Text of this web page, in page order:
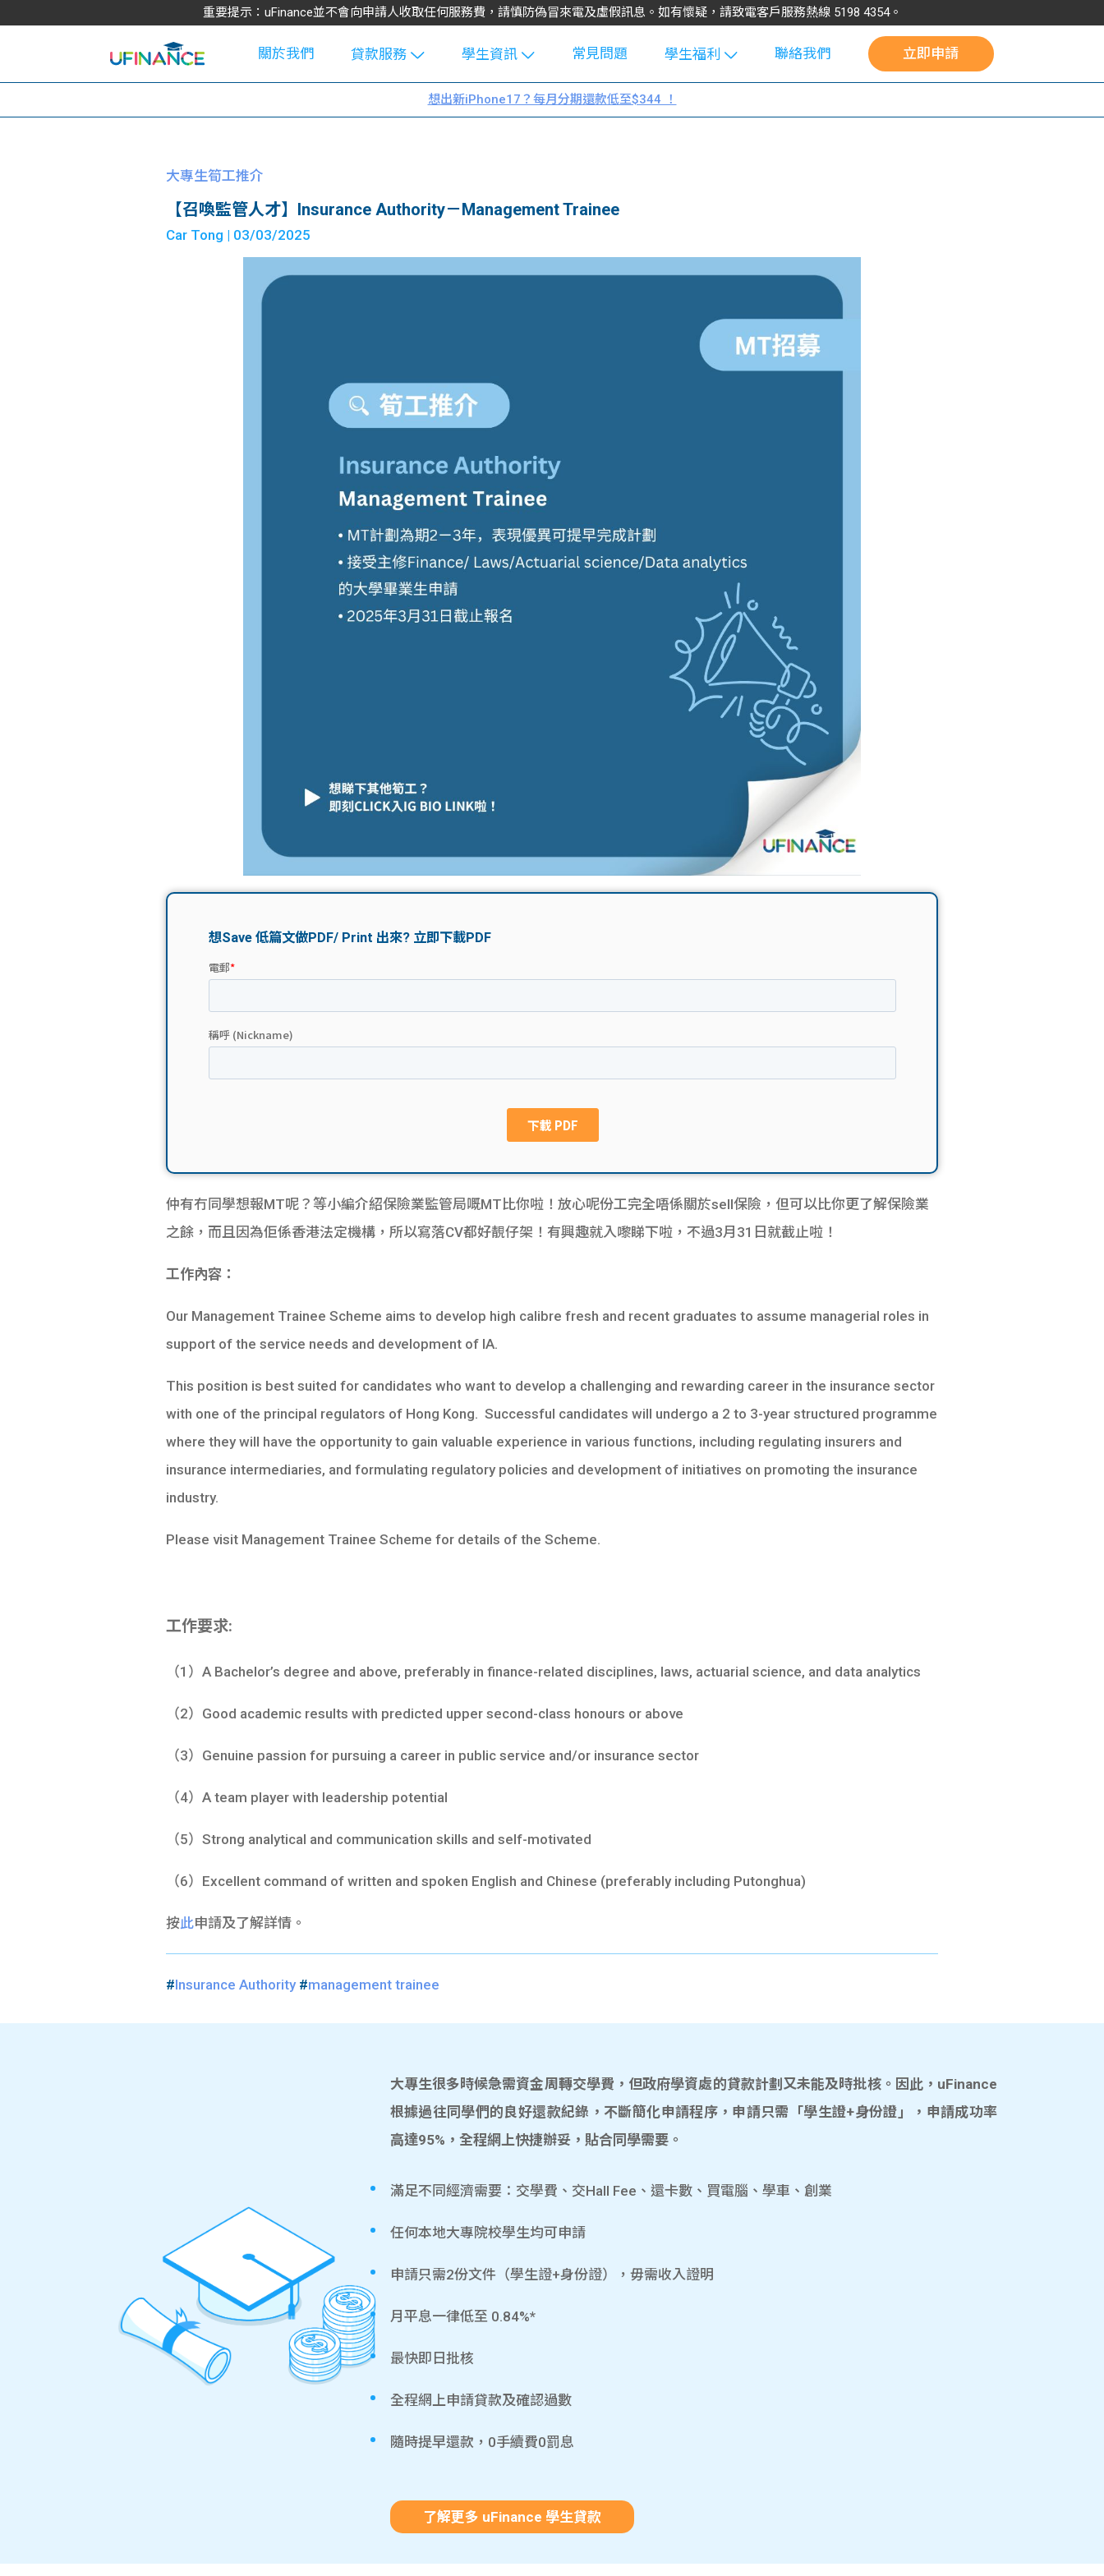
重要提示：uFinance並不會向申請人收取任何服務費，請慎防偽冒來電及虛假訊息。如有懷疑，請致電客戶服務熱線 5198 4354。
關於我們
貸款服務
學生貸款
大學生學費
機
學生資訊
Blog
大專生筍
Exchang
101
常見問題
學生福利
uFinance 校
園贊助
聯絡我們 立即申請
想出新iPhone17？每月分期還款低至$344 ！
大專生筍工推介
【召喚監管人才】Insurance Authority－Management Trainee
Car Tong | 03/03/2025
仲有冇同學想報MT呢？等小編介紹保險業監管局嘅MT比你啦！放心呢份工完全唔係關於sell保險，但可以比你更了解保險業
之餘，而且因為佢係香港法定機構，所以寫落CV都好靚仔架！有興趣就入嚟睇下啦，不過3月31日就截止啦！
工作內容：
Our Management Trainee Scheme aims to develop high calibre fresh and recent graduates to assume managerial roles in
support of the service needs and development of IA.
This position is best suited for candidates who want to develop a challenging and rewarding career in the insurance sector
with one of the principal regulators of Hong Kong. Successful candidates will undergo a 2 to 3-year structured programme
where they will have the opportunity to gain valuable experience in various functions, including regulating insurers and
insurance intermediaries, and formulating regulatory policies and development of initiatives on promoting the insurance
industry.
Please visit Management Trainee Scheme for details of the Scheme.
工作要求:
（1）A Bachelor’s degree and above, preferably in finance-related disciplines, laws, actuarial science, and data analytics
（2）Good academic results with predicted upper second-class honours or above
（3）Genuine passion for pursuing a career in public service and/or insurance sector
（4）A team player with leadership potential
（5）Strong analytical and communication skills and self-motivated
（6）Excellent command of written and spoken English and Chinese (preferably including Putonghua)
按此申請及了解詳情。
#Insurance Authority#management trainee
大專生很多時候急需資金周轉交學費，但政府學資處的貸款計劃又未能及時批核。因此，uFinance
根據過往同學們的良好還款紀錄，不斷簡化申請程序，申請只需「學生證+身份證」，申請成功率
高達95%，全程網上快捷辦妥，貼合同學需要。
滿足不同經濟需要：交學費、交Hall Fee、還卡數、買電腦、學車、創業
任何本地大專院校學生均可申請
申請只需2份文件（學生證+身份證），毋需收入證明
月平息一律低至 0.84%*
最快即日批核
全程網上申請貸款及確認過數
隨時提早還款，0手續費0罰息
了解更多 uFinance 學生貸款